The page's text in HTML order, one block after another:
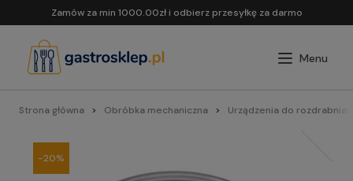
Zamów za min 1000.00zł i odbierz przesyłkę za darmo
Strona główna Obróbka mechaniczna Urządzenia do
-20%